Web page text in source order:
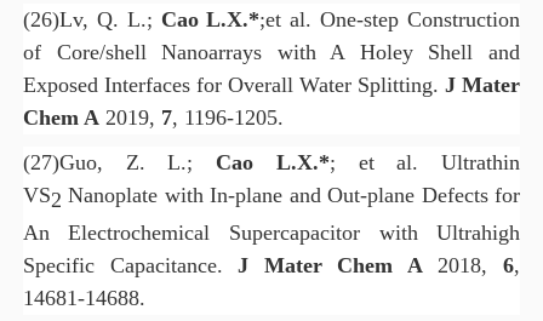
(26)Lv, Q. L.; Cao L.X.*;et al. One-step Construction
of Core/shell Nanoarrays with A Holey Shell and
Exposed Interfaces for Overall Water Splitting.J Mater
Chem A2019, 7, 1196-1205.
(27)Guo, Z. L.; Cao L.X.*; et al. Ultrathin
VS2 Nanoplate with In-plane and Out-plane Defects for
An Electrochemical Supercapacitor with Ultrahigh
Specific Capacitance.J Mater Chem A2018,6,
14681-14688.